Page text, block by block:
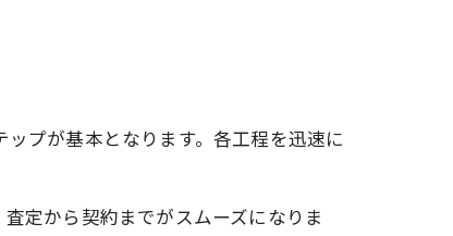
プが基本となります。各工程を迅速に
定から契約までがスムーズになりま